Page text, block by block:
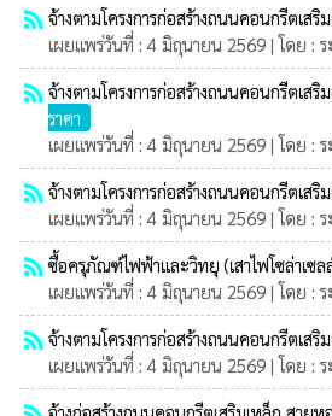
rss_feed จ้างตามโครงการก่อสร้างถนนคอนกรีตเ
เผยแพร่วันที่ : 4 มิถุนายน 2569 | โดย :
rss_feed จ้างตามโครงการก่อสร้างถนนคอนกรีตเ
ราคา
เผยแพร่วันที่ : 4 มิถุนายน 2569 | โดย :
rss_feed จ้างตามโครงการก่อสร้างถนนคอนกรีตเ
เผยแพร่วันที่ : 4 มิถุนายน 2569 | โดย :
rss_feed ซื้อครุภัณฑ์ไฟฟ้าและวิทยุ (เสาไฟโซล่าเ
เผยแพร่วันที่ : 4 มิถุนายน 2569 | โดย :
rss_feed จ้างตามโครงการก่อสร้างถนนคอนกรีตเส
เผยแพร่วันที่ : 4 มิถุนายน 2569 | โดย :